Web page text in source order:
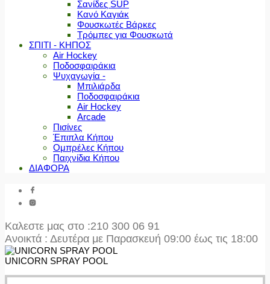
Σανίδες SUP
Κανό Καγιάκ
Φουσκωτές Βάρκες
Τρόμπες για Φουσκωτά
ΣΠΙΤΙ - ΚΗΠΟΣ
Air Hockey
Ποδοσφαιράκια
Ψυχαγωγία -
Μπιλιάρδα
Ποδοσφαιράκια
Air Hockey
Arcade
Πισίνες
Έπιπλα Κήπου
Ομπρέλες Κήπου
Παιχνίδια Κήπου
ΔΙΑΦΟΡΑ
Καλεστε μας στο :210 300 06 91
Ανοικτά : Δευτέρα με Παρασκευή 09:00 έως τις 18:00
UNICORN SPRAY POOL